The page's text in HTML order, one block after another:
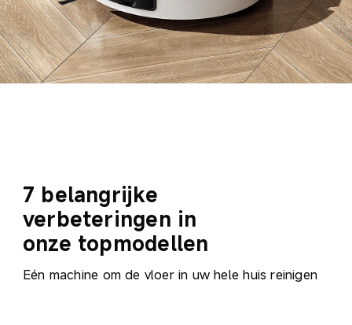
7 belangrijke
verbeteringen in
onze topmodellen
Eén machine om de vloer in uw hele huis reinigen